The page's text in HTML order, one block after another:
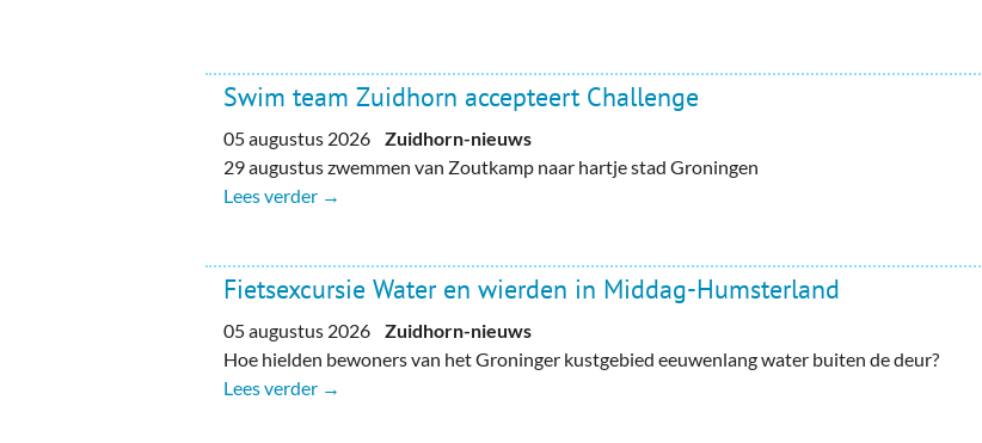
Swim team Zuidhorn accepteert Challenge
05 augustus 2026Zuidhorn-nieuws
29 augustus zwemmen van Zoutkamp naar hartje stad Groningen
Lees verder →
Fietsexcursie Water en wierden in Middag-Humsterland
05 augustus 2026Zuidhorn-nieuws
Hoe hielden bewoners van het Groninger kustgebied eeuwenlang water buiten de deur?
Lees verder →